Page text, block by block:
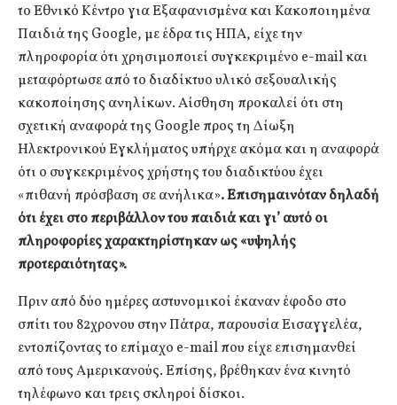
το Εθνικό Κέντρο για Εξαφανισμένα και Κακοποιημένα
Παιδιά της Google, με έδρα τις ΗΠΑ, είχε την
πληροφορία ότι χρησιμοποιεί συγκεκριμένο e-mail και
μεταφόρτωσε από το διαδίκτυο υλικό σεξουαλικής
κακοποίησης ανηλίκων. Αίσθηση προκαλεί ότι στη
σχετική αναφορά της Google προς τη Δίωξη
Ηλεκτρονικού Εγκλήματος υπήρχε ακόμα και η αναφορά
ότι ο συγκεκριμένος χρήστης του διαδικτύου έχει
«πιθανή πρόσβαση σε ανήλικα». Επισημαινόταν δηλαδή
ότι έχει στο περιβάλλον του παιδιά και γι’ αυτό οι
πληροφορίες χαρακτηρίστηκαν ως «υψηλής
προτεραιότητας».
Πριν από δύο ημέρες αστυνομικοί έκαναν έφοδο στο
σπίτι του 82χρονου στην Πάτρα, παρουσία Εισαγγελέα,
εντοπίζοντας το επίμαχο e-mail που είχε επισημανθεί
από τους Αμερικανούς. Επίσης, βρέθηκαν ένα κινητό
τηλέφωνο και τρεις σκληροί δίσκοι.